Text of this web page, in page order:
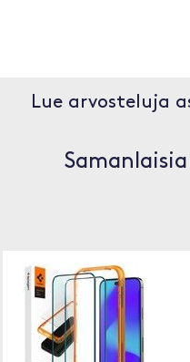
Lue arvosteluja